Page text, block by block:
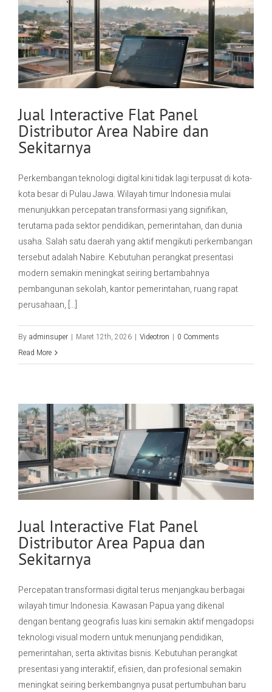
Jual Interactive Flat Panel
Distributor Area Nabire dan
Sekitarnya
Perkembangan teknologi digital kini tidak lagi terpusat di kota-
kota besar di Pulau Jawa. Wilayah timur Indonesia mulai
menunjukkan percepatan transformasi yang signifikan,
terutama pada sektor pendidikan, pemerintahan, dan dunia
usaha. Salah satu daerah yang aktif mengikuti perkembangan
tersebut adalah Nabire. Kebutuhan perangkat presentasi
modern semakin meningkat seiring bertambahnya
pembangunan sekolah, kantor pemerintahan, ruang rapat
perusahaan, [...]
By adminsuper | Maret 12th, 2026 | Videotron | 0 Comments
Read More
Jual Interactive Flat Panel
Distributor Area Papua dan
Sekitarnya
Percepatan transformasi digital terus menjangkau berbagai
wilayah timur Indonesia. Kawasan Papua yang dikenal
dengan bentang geografis luas kini semakin aktif mengadopsi
teknologi visual modern untuk menunjang pendidikan,
pemerintahan, serta aktivitas bisnis. Kebutuhan perangkat
presentasi yang interaktif, efisien, dan profesional semakin
meningkat seiring berkembangnya pusat pertumbuhan baru